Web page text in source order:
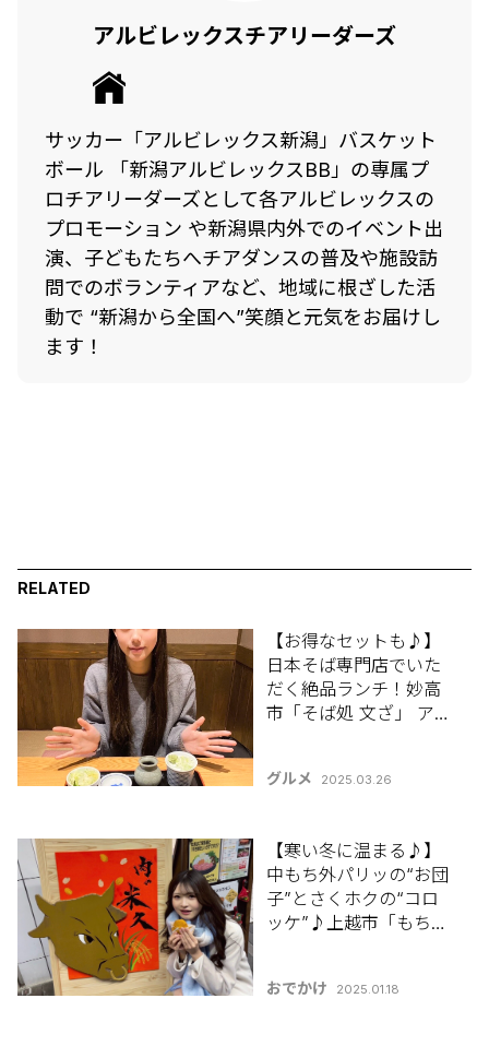
アルビレックスチアリーダーズ
サッカー「アルビレックス新潟」バスケット
ボール 「新潟アルビレックスBB」の専属プ
ロチアリーダーズとして各アルビレックスの
プロモーション や新潟県内外でのイベント出
演、子どもたちへチアダンスの普及や施設訪
問でのボランティアなど、地域に根ざした活
動で “新潟から全国へ”笑顔と元気をお届けし
ます！
RELATED
【お得なセットも♪】
日本そば専門店でいた
だく絶品ランチ！妙高
市「そば処 文ざ」 アル
ト！#33
グルメ 2025.03.26
【寒い冬に温まる♪】
中もち外パリッの“お団
子”とさくホクの“コロ
ッケ”♪上越市「もちや
行く♪新潟おすすめス
おでかけ 2025.01.18